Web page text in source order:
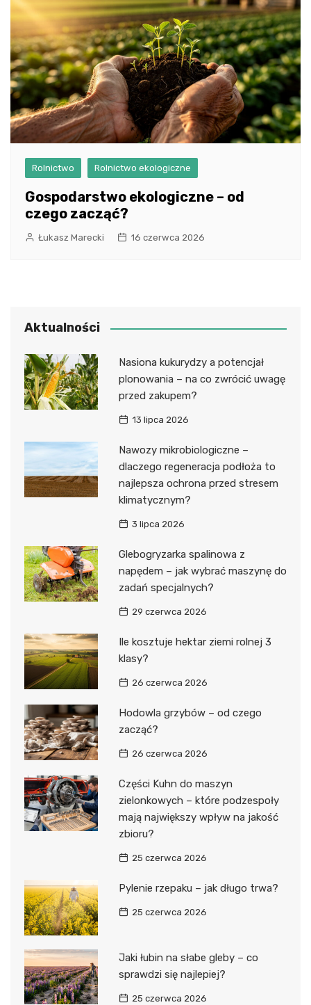
Rolnictwo Rolnictwo ekologiczne
Gospodarstwo ekologiczne – od
czego zacząć?
Łukasz Marecki 16 czerwca 2026
Aktualności
Nasiona kukurydzy a potencjał
plonowania – na co zwrócić uwagę
przed zakupem?
13 lipca 2026
Nawozy mikrobiologiczne –
dlaczego regeneracja podłoża to
najlepsza ochrona przed stresem
klimatycznym?
3 lipca 2026
Glebogryzarka spalinowa z
napędem – jak wybrać maszynę do
zadań specjalnych?
29 czerwca 2026
Ile kosztuje hektar ziemi rolnej 3
klasy?
26 czerwca 2026
Hodowla grzybów – od czego
zacząć?
26 czerwca 2026
Części Kuhn do maszyn
zielonkowych – które podzespoły
mają największy wpływ na jakość
zbioru?
25 czerwca 2026
Pylenie rzepaku – jak długo trwa?
25 czerwca 2026
Jaki łubin na słabe gleby – co
sprawdzi się najlepiej?
25 czerwca 2026